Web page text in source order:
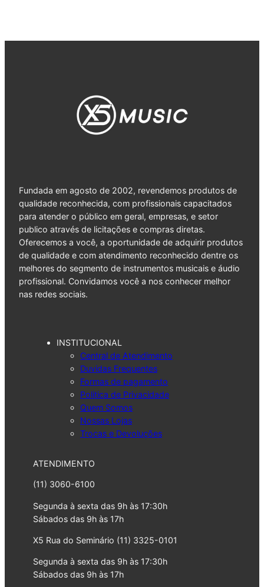
Fundada em agosto de 2002, revendemos produtos de
qualidade reconhecida, com profissionais capacitados
para atender o público em geral, empresas, e setor
publico através de licitações e compras diretas.
Oferecemos a você, a oportunidade de adquirir produtos
de qualidade e com atendimento reconhecido dentre os
melhores do segmento de instrumentos musicais e áudio
profissional. Convidamos você a nos conhecer melhor
nas redes sociais.
INSTITUCIONAL
Central de Atendimento
Duvidas Frequentes
Formas de pagamento
Politica de Privacidade
Quem Somos
Nossas Lojas
Trocas e Devoluções
ATENDIMENTO
(11) 3060-6100
Segunda à sexta das 9h às 17:30h
Sábados das 9h às 17h
X5 Rua do Seminário (11) 3325-0101
Segunda à sexta das 9h às 17:30h
Sábados das 9h às 17h